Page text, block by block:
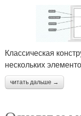
Классическая
нескольких
читать дальше →